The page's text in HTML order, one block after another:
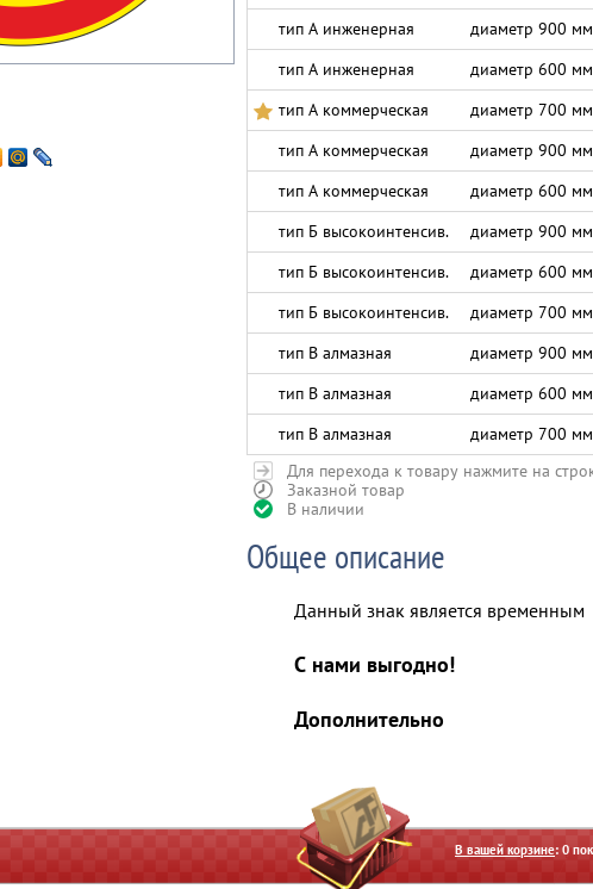
тип А инженерная диаметр 900 мм
тип А инженерная диаметр 600 мм
тип А коммерческая диаметр 700 мм
тип А коммерческая диаметр 900 мм
тип А коммерческая диаметр 600 мм
тип Б высокоинтенсив. диаметр 900 мм
тип Б высокоинтенсив. диаметр 600 мм
тип Б высокоинтенсив. диаметр 700 мм
тип В алмазная диаметр 900 мм
тип В алмазная диаметр 600 мм
тип В алмазная диаметр 700 мм
Для перехода к товару нажмите на
Заказной товар
В наличии
Общее описание
Данный знак является временным
С нами выгодно!
Дополнительно
В вашей корзине: 0